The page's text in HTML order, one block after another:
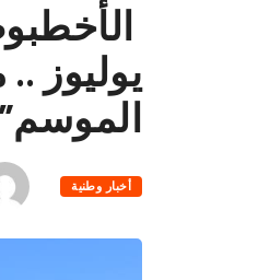
يوليوز
الموسم”
أخبار وطنية